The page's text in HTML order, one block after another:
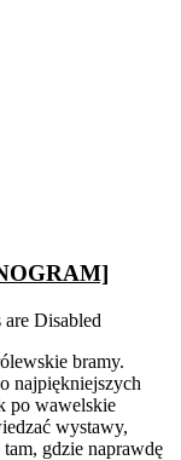
are Disabled
bramy.
najpiękniejszych
po wawelskie
wystawy,
gdzie naprawdę